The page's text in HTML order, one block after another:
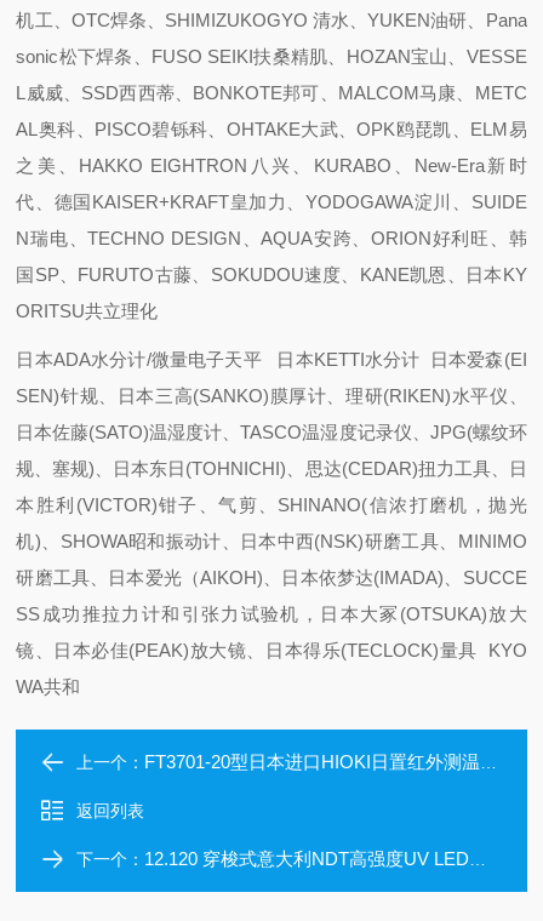
机工、OTC焊条、SHIMIZUKOGYO 清水、YUKEN油研、Pana
sonic松下焊条、FUSO SEIKI扶桑精肌、HOZAN宝山、VESSE
L威威、SSD西西蒂、BONKOTE邦可、MALCOM马康、METC
AL奥科、PISCO碧铄科、OHTAKE大武、OPK鸥琵凯、ELM易
之美、HAKKO EIGHTRON八兴、KURABO、New-Era新时
代、德国KAISER+KRAFT皇加力、YODOGAWA淀川、SUIDE
N瑞电、TECHNO DESIGN、AQUA安跨、ORION好利旺、韩
国SP、FURUTO古藤、SOKUDOU速度、KANE凯恩、日本KY
ORITSU共立理化
日本ADA水分计/微量电子天平 日本KETTI水分计 日本爱森(EI
SEN)针规、日本三高(SANKO)膜厚计、理研(RIKEN)水平仪、
日本佐藤(SATO)温湿度计、TASCO温湿度记录仪、JPG(螺纹环
规、塞规)、日本东日(TOHNICHI)、思达(CEDAR)扭力工具、日
本胜利(VICTOR)钳子、气剪、SHINANO(信浓打磨机，抛光
机)、SHOWA昭和振动计、日本中西(NSK)研磨工具、MINIMO
研磨工具、日本爱光（AIKOH)、日本依梦达(IMADA)、SUCCE
SS成功推拉力计和引张力试验机，日本大冢(OTSUKA)放大
镜、日本必佳(PEAK)放大镜、日本得乐(TECLOCK)量具 KYO
WA共和
上一个： FT3701-20型日本进口HIOKI日置红外测温仪FT3701-20
返回列表
下一个： 12.120 穿梭式意大利NDT高强度UV LED紫外线灯 木灯